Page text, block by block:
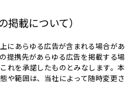
載について）
にあらゆる広告が含まれる場合があ
提携先があらゆる広告を掲載する場
れを承諾したものとみなします。本
や範囲は、当社によって随時変更さ